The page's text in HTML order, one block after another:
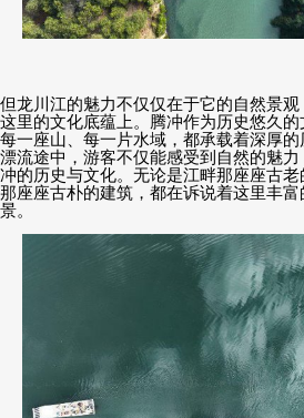
但龙川江的魅力不仅仅在于它的自然景
这里的文化底蕴上。腾冲作为历史悠久
每一座山、每一片水域，都承载着深厚的
漂流途中，游客不仅能感受到自然的魅
冲的历史与文化。无论是江畔那座座古
那座座古朴的建筑，都在诉说着这里丰
景。